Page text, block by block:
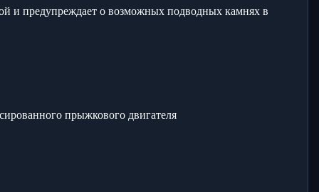
и предупреждает о возможных подводных камнях в
прыжкового двигателя